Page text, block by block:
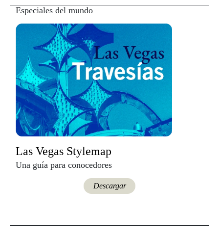
Especiales del mundo
Las Vegas Stylemap
Una guía para conocedores
Descargar